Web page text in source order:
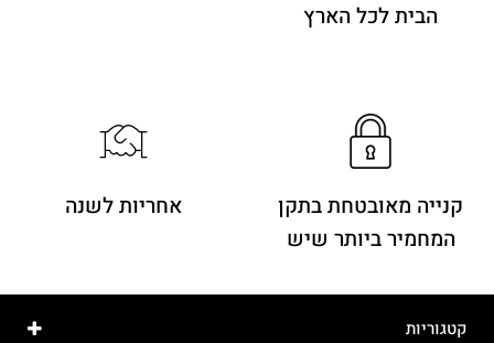
הבית לכל הארץ
קנייה מאובטחת בתקן
המחמיר ביותר שיש
אחריות לשנה
קטגוריות